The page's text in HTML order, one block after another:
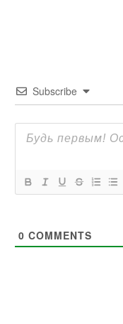
Subscribe
0 COMMENTS